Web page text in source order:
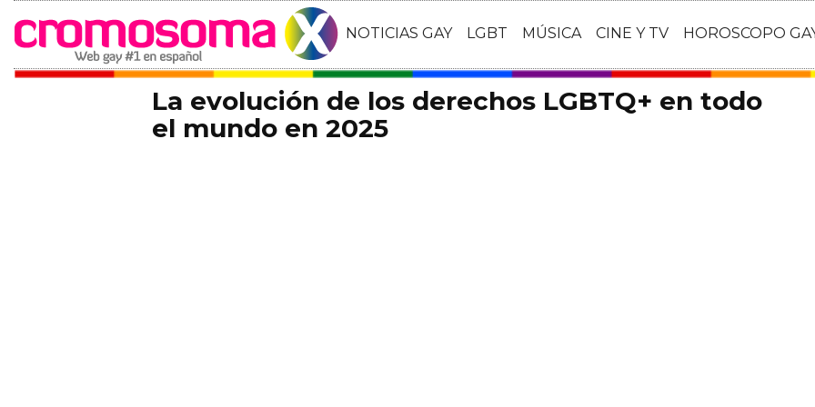
NOTICIAS GAY LGBT MÚSICA CINE Y TV HOROSCOPO
La evolución de los derechos LGBTQ+ en todo
el mundo en 2025